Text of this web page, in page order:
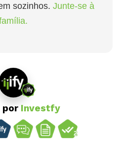
sozinhos. Junte-se à
por Investfy